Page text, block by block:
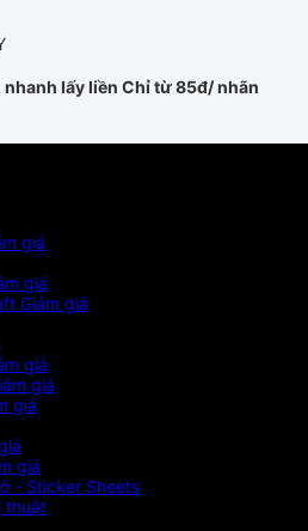
nhanh lấy liền Chỉ từ 85đ/ nhãn
- Sticker Sheets
thuật